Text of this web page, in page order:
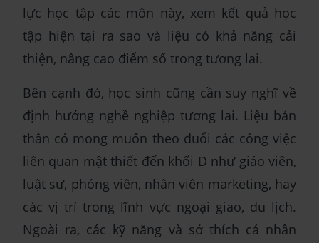
lực học tập các môn này, xem kết quả học
tập hiện tại ra sao và liệu có khả năng cải
thiện, nâng cao điểm số trong tương lai.
Bên cạnh đó, học sinh cũng cần suy nghĩ về
định hướng nghề nghiệp tương lai. Liệu bản
thân có mong muốn theo đuổi các công việc
liên quan mật thiết đến khối D như giáo viên,
luật sư, phóng viên, nhân viên marketing, hay
các vị trí trong lĩnh vực ngoại giao, du lịch.
Ngoài ra, các kỹ năng và sở thích cá nhân